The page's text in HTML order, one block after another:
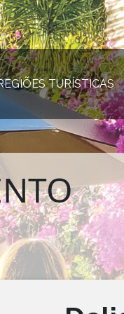
TURÍSTICAS